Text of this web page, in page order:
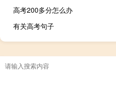
高考200多分怎么办
有关高考句子